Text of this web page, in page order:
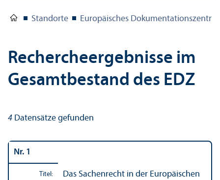
Standorte Europäisches
Rechercheergebnisse im
Gesamtbestand des EDZ
4 Datensätze gefunden
Nr. 1
Titel:
Das Sachenrecht in der Europäischen